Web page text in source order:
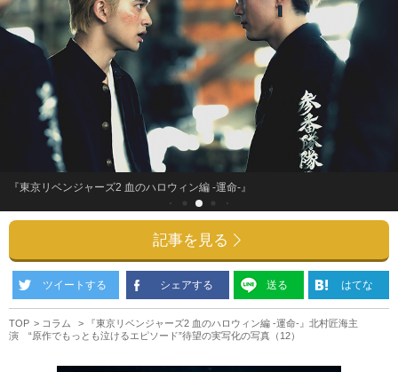
『東京リベンジャーズ2 血のハロウィン編 -運命-』
記事を見る
ツイートする シェアする 送る はてな
TOP コラム
『東京リベンジャーズ2 血のハロウィン編 -運命-』北村匠海主
演 “原作でもっとも泣けるエピソード”待望の実写化の写真（12）